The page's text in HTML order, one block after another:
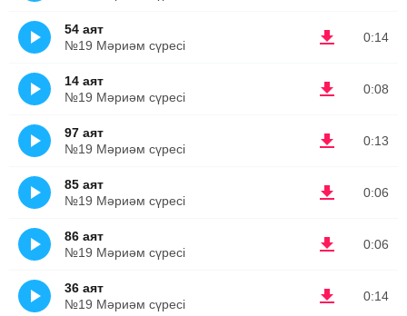
0:14
54 аят
№19 Мәриәм сүресі
0:08
14 аят
№19 Мәриәм сүресі
0:13
97 аят
№19 Мәриәм сүресі
0:06
85 аят
№19 Мәриәм сүресі
0:06
86 аят
№19 Мәриәм сүресі
0:14
36 аят
№19 Мәриәм сүресі